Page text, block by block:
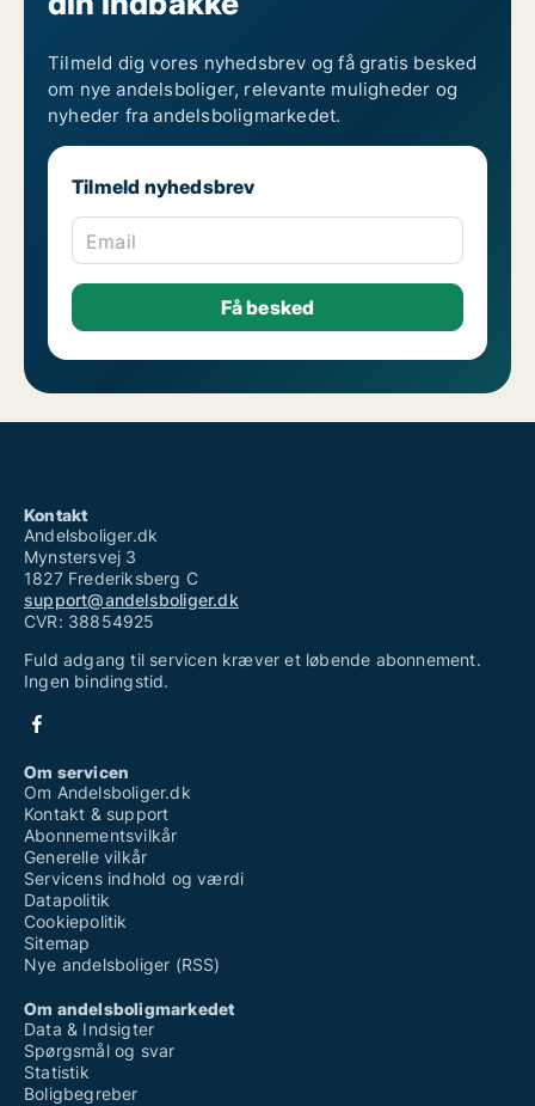
Tilmeld dig vores nyhedsbrev og få gratis besked
om nye andelsboliger, relevante muligheder og
nyheder fra andelsboligmarkedet.
Tilmeld nyhedsbrev
Email
Kontakt
Andelsboliger.dk
Mynstersvej 3
1827 Frederiksberg C
support@andelsboliger.dk
CVR: 38854925
Fuld adgang til servicen kræver et løbende abonnement.
Ingen bindingstid.
Om servicen
Om Andelsboliger.dk
Kontakt & support
Abonnementsvilkår
Generelle vilkår
Servicens indhold og værdi
Datapolitik
Cookiepolitik
Sitemap
Nye andelsboliger (RSS)
Om andelsboligmarkedet
Data & Indsigter
Spørgsmål og svar
Statistik
Boligbegreber